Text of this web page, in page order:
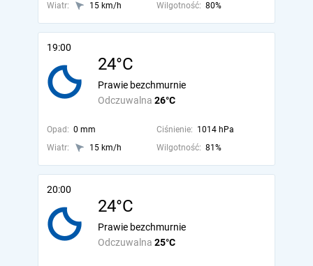
Wiatr:
15 km/h Wilgotność: 80%
19:00
24°C
Odczuwalna 26°C
Prawie bezchmurnie
Opad: 0 mm Ciśnienie: 1014 hPa
Wiatr:
15 km/h Wilgotność: 81%
20:00
24°C
Odczuwalna 25°C
Prawie bezchmurnie